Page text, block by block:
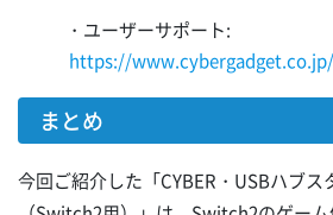
・ユーザーサポート:
https://
まとめ
今回ご紹介した「CYBER・USBハブス